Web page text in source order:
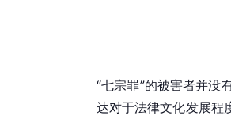
“七宗罪”的被害者并没
达对于法律文化发展程